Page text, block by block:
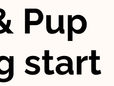
Pup
start